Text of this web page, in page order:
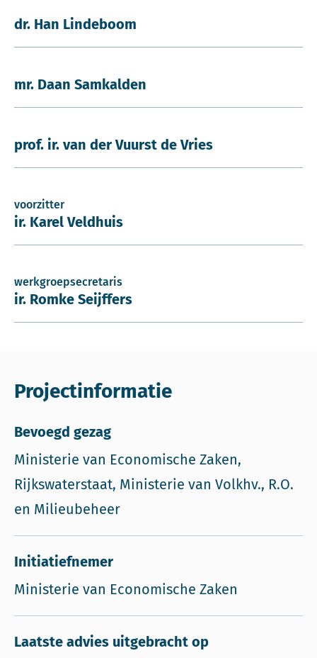
dr. Han Lindeboom
mr. Daan Samkalden
prof. ir. van der Vuurst de Vries
voorzitter
ir. Karel Veldhuis
werkgroepsecretaris
ir. Romke Seijffers
Projectinformatie
Bevoegd gezag
Ministerie van Economische Zaken,
Rijkswaterstaat, Ministerie van Volkhv., R.O.
en Milieubeheer
Initiatiefnemer
Ministerie van Economische Zaken
Laatste advies uitgebracht op